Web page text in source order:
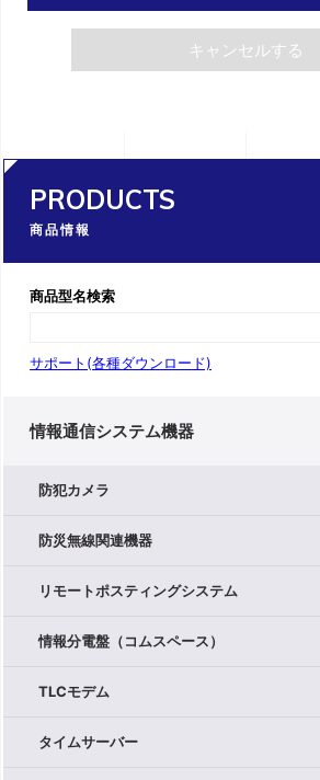
PRODUCTS
商品情報
商品型名検索
サポート(各種ダウンロード)
情報通信システム機器
防犯カメラ
防災無線関連機器
リモートポスティングシステム
情報分電盤（コムスペース）
TLCモデム
タイムサーバー
キャンセルする